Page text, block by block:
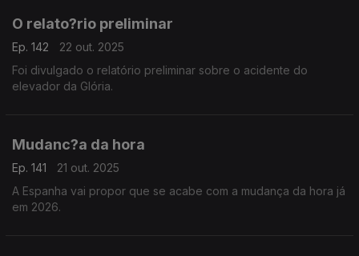
O relato?rio preliminar
Ep. 142
22 out. 2025
Foi divulgado o relatório preliminar sobre o acidente do
elevador da Glória.
Mudanc?a da hora
Ep. 141
21 out. 2025
A Espanha vai propor que se acabe com a mudança da hora já
em 2026.